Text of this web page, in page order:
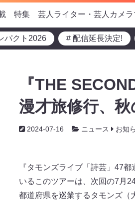
特集 芸人ライター・芸人カメラ
パクト2026 # 配信延長決定!
『THE
漫才旅修行、
2024-07-16 ニュース お知
『タモンズライブ「詩芸」47
いるこのツアーは、次回の7月
都道府県を巡業するタモンズ（